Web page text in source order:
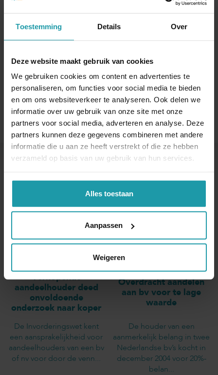
Toestemming Details Over
Deze website maakt gebruik van cookies
We gebruiken cookies om content en advertenties te
personaliseren, om functies voor social media te bieden
en om ons websiteverkeer te analyseren. Ook delen we
informatie over uw gebruik van onze site met onze
partners voor social media, adverteren en analyse. Deze
partners kunnen deze gegevens combineren met andere
informatie die u aan ze heeft verstrekt of die ze hebben
verzameld op basis van uw gebruik van hun services.
Alles toestaan
Aanpassen
Weigeren
Naam*
E-mail adres*
Verkopende
aandeelhouder deed
onvoldoende
onderzoek naar koper
De Invorderingswet kent
een aansprakelijkheid voor
aandeelhouders van een bv
of nv voor door de venn...
Overdracht aandelen
aan bv voor te lage
waarde
De houder van een
aanmerkelijk belang in twee
Nederlandse bv’s kocht in
december 2004 voor 20%-
belan...